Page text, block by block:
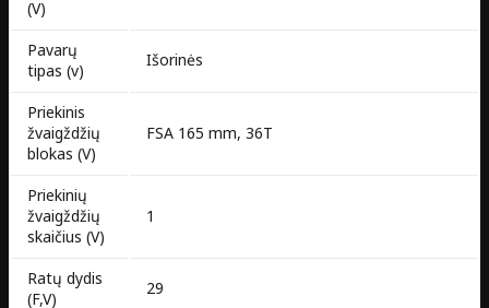
(V)
Pavarų
tipas (v)
Išorinės
Priekinis
žvaigždžių
blokas (V)
FSA 165 mm, 36T
Priekinių
žvaigždžių
skaičius (V)
1
Ratų dydis
(F,V)
29